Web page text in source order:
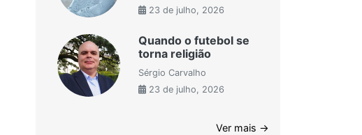
23 de julho, 2026
Quando o futebol se
torna religião
Sérgio Carvalho
23 de julho, 2026
Ver mais →